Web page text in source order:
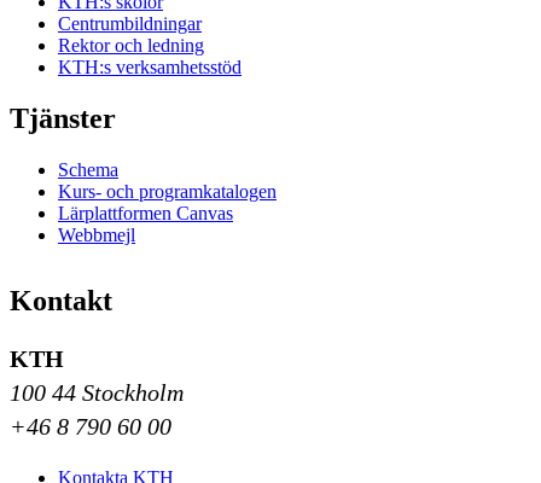
Centrumbildningar
Rektor och ledning
KTH:s verksamhetsstöd
Tjänster
Schema
Kurs- och programkatalogen
Lärplattformen Canvas
Webbmejl
Kontakt
KTH
100 44 Stockholm
+46 8 790 60 00
Kontakta KTH